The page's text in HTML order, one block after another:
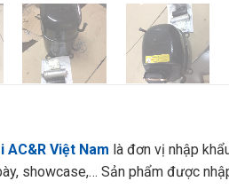
AC&R Việt Nam là đơn vị nhập
showcase,… Sản phẩm được